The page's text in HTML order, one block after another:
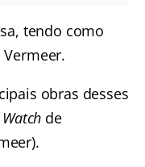
tendo como
obras desses
de